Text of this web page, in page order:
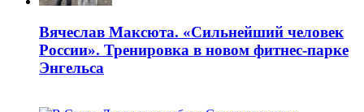
Вячеслав Максюта. «Сильнейший человек
России». Тренировка в новом фитнес-парке
Энгельса